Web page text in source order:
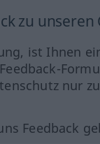
zu
ist Ihnen
nur
Feedback